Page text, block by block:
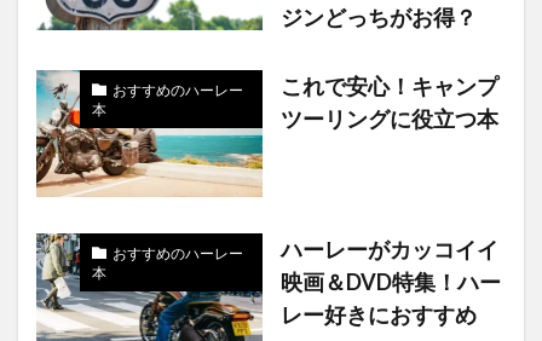
ジンどっちがお得？
おすすめのハーレー
本
これで安心！キャンプ
ツーリングに役立つ本
おすすめのハーレー
本
ハーレーがカッコイイ
映画＆DVD特集！ハー
レー好きにおすすめ